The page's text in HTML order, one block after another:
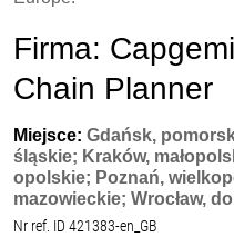
Firma:
Chain Planner
Miejsce:Gdańsk,
śląskie; Kraków,
opolskie; Poznań,
mazowieckie; Wrocław,
Nr ref. ID 421383-en_GB